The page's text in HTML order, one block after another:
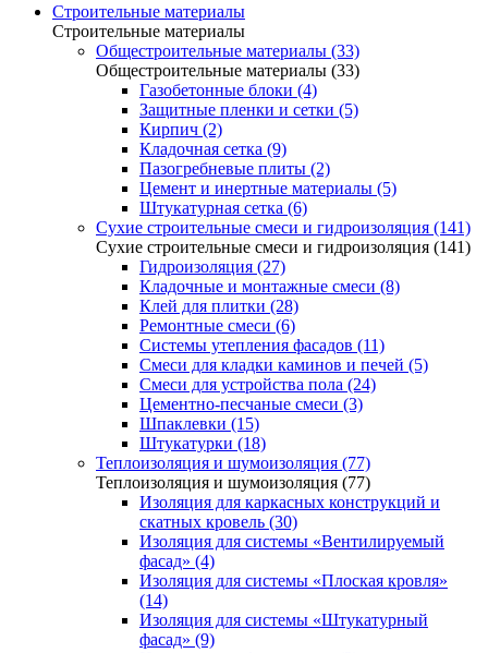
Строительные материалы
Строительные материалы
Общестроительные материалы (33)
Общестроительные материалы (33)
Газобетонные блоки (4)
Защитные пленки и сетки (5)
Кирпич (2)
Кладочная сетка (9)
Пазогребневые плиты (2)
Цемент и инертные материалы (5)
Штукатурная сетка (6)
Сухие строительные смеси и гидроизоляция (141)
Сухие строительные смеси и гидроизоляция (141)
Гидроизоляция (27)
Кладочные и монтажные смеси (8)
Клей для плитки (28)
Ремонтные смеси (6)
Системы утепления фасадов (11)
Смеси для кладки каминов и печей (5)
Смеси для устройства пола (24)
Цементно-песчаные смеси (3)
Шпаклевки (15)
Штукатурки (18)
Теплоизоляция и шумоизоляция (77)
Теплоизоляция и шумоизоляция (77)
Изоляция для каркасных конструкций и
скатных кровель (30)
Изоляция для системы «Вентилируемый
фасад» (4)
Изоляция для системы «Плоская кровля»
(14)
Изоляция для системы «Штукатурный
фасад» (9)